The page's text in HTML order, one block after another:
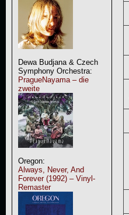
Dewa Budjana & Czech
Symphony Orchestra:
PragueNayama – die
zweite
Oregon:
Always, Never, And
Forever (1992) – Vinyl-
Remaster